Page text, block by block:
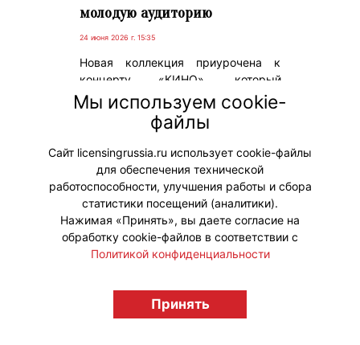
молодую аудиторию
24 июня 2026 г. 15:35
Новая коллекция приурочена к
концерту «КИНО», который
пройдет 21 июня 2026 года в
«Лужниках», и продолжает
историю первого успешного релиза
DUB.
#ПродвижениеБренда #Коллаборации
licensingrussia.ru, 2009-2026 12+
Мы используем cookie-
файлы
Сайт licensingrussia.ru использует cookie-файлы
для обеспечения технической
работоспособности, улучшения работы и сбора
статистики посещений (аналитики).
Нажимая «Принять», вы даете согласие на
обработку cookie-файлов в соответствии с
Политикой конфиденциальности
Принять